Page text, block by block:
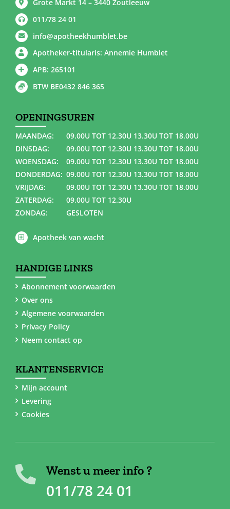
Grote Markt 14 – 3440 Zoutleeuw
011/78 24 01
info@apotheekhumblet.be
Apotheker-titularis: Annemie Humblet
APB: 265101
BTW BE0432 846 365
OPENINGSUREN
MAANDAG:
09.00U TOT 12.30U 13.30U TOT 18.00U
DINSDAG:
09.00U TOT 12.30U 13.30U TOT 18.00U
WOENSDAG:
09.00U TOT 12.30U 13.30U TOT 18.00U
DONDERDAG: 09.00U TOT 12.30U 13.30U TOT 18.00U
VRIJDAG:
09.00U TOT 12.30U 13.30U TOT 18.00U
ZATERDAG:
09.00U TOT 12.30U
ZONDAG:
GESLOTEN
Apotheek van wacht
HANDIGE LINKS
Abonnement voorwaarden
Over ons
Algemene voorwaarden
Privacy Policy
Neem contact op
KLANTENSERVICE
Mijn account
Levering
Cookies
Wenst u meer info ?
011/78 24 01